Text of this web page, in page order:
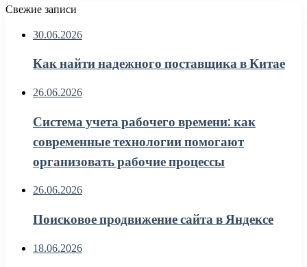
Свежие записи
30.06.2026
Как найти надежного поставщика в Китае
26.06.2026
Система учета рабочего времени: как
современные технологии помогают
организовать рабочие процессы
26.06.2026
Поисковое продвижение сайта в Яндексе
18.06.2026